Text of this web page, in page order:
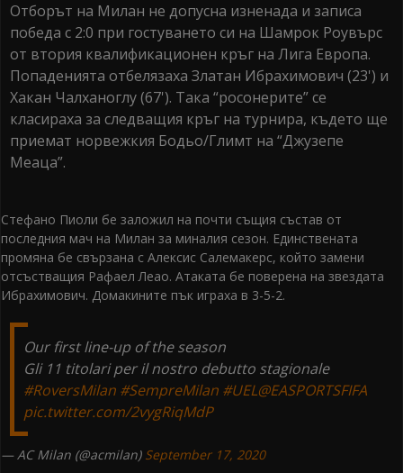
Отборът на Милан не допусна изненада и записа
победа с 2:0 при гостуването си на Шамрок Роувърс
от втория квалификационен кръг на Лига Европа.
Попаденията отбелязаха Златан Ибрахимович (23') и
Хакан Чалханоглу (67'). Така “росонерите” се
класираха за следващия кръг на турнира, където ще
приемат норвежкия Бодьо/Глимт на “Джузепе
Меаца”.
Стефано Пиоли бе заложил на почти същия състав от
последния мач на Милан за миналия сезон. Единствената
промяна бе свързана с Алексис Салемакерс, който замени
отсъстващия Рафаел Леао. Атаката бе поверена на звездата
Ибрахимович. Домакините пък играха в 3-5-2.
Our first line-up of the season
Gli 11 titolari per il nostro debutto stagionale
#RoversMilan #SempreMilan #UEL@EASPORTSFIFA
pic.twitter.com/2vygRiqMdP
— AC Milan (@acmilan) September 17, 2020